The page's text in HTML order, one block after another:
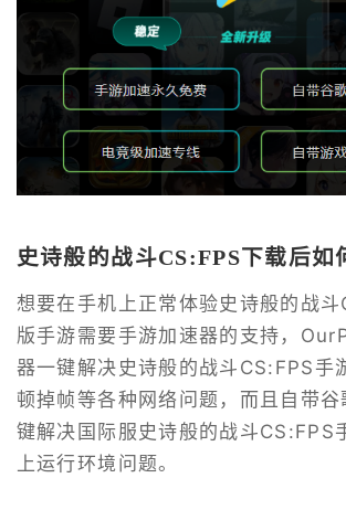
史诗般的战斗CS:FPS下载后如
想要在手机上正常体验史诗般的战
版手游需要手游加速器的支持，
器一键解决史诗般的战斗CS:FPS手
顿掉帧等各种网络问题，而且自带
键解决国际服史诗般的战斗CS:FPS
上运行环境问题。